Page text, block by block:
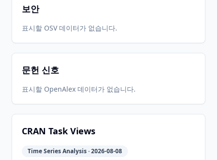
보안
표시할 OSV 데이터가 없습니다.
문헌 신호
표시할 OpenAlex 데이터가 없습니다.
CRAN Task Views
Time Series Analysis · 2026-08-08